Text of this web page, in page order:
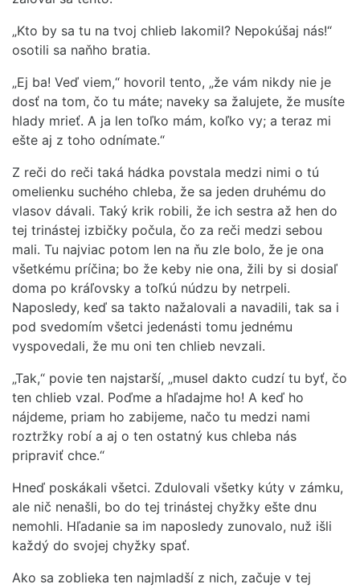
„Kto by sa tu na tvoj chlieb lakomil? Nepokúšaj nás!“
osotili sa naňho bratia.
„Ej ba! Veď viem,“ hovoril tento, „že vám nikdy nie je
dosť na tom, čo tu máte; naveky sa žalujete, že musíte
hlady mrieť. A ja len toľko mám, koľko vy; a teraz mi
ešte aj z toho odnímate.“
Z reči do reči taká hádka povstala medzi nimi o tú
omelienku suchého chleba, že sa jeden druhému do
vlasov dávali. Taký krik robili, že ich sestra až hen do
tej trinástej izbičky počula, čo za reči medzi sebou
mali. Tu najviac potom len na ňu zle bolo, že je ona
všetkému príčina; bo že keby nie ona, žili by si dosiaľ
doma po kráľovsky a toľkú núdzu by netrpeli.
Naposledy, keď sa takto nažalovali a navadili, tak sa i
pod svedomím všetci jedenásti tomu jednému
vyspovedali, že mu oni ten chlieb nevzali.
„Tak,“ povie ten najstarší, „musel dakto cudzí tu byť, čo
ten chlieb vzal. Poďme a hľadajme ho! A keď ho
nájdeme, priam ho zabijeme, načo tu medzi nami
roztržky robí a aj o ten ostatný kus chleba nás
pripraviť chce.“
Hneď poskákali všetci. Zdulovali všetky kúty v zámku,
ale nič nenašli, bo do tej trinástej chyžky ešte dnu
nemohli. Hľadanie sa im naposledy zunovalo, nuž išli
každý do svojej chyžky spať.
Ako sa zoblieka ten najmladší z nich, začuje v tej